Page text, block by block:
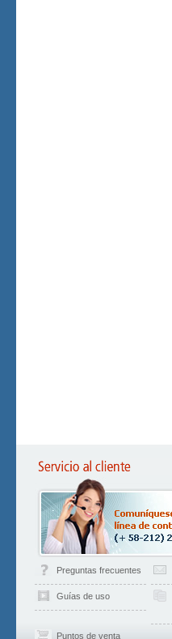
Preguntas frecuentes
Guías de uso
Puntos de venta